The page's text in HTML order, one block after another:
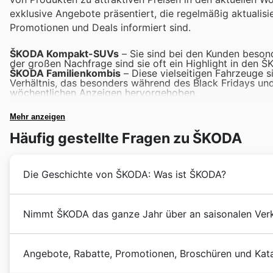
exklusive Angebote präsentiert, die regelmäßig
Promotionen und Deals informiert sind.
ŠKODA Kompakt-SUVs – Sie sind bei den Kunden
der großen Nachfrage sind sie oft ein Highlight in den
ŠKODA Familienkombis – Diese vielseitigen Fahrzeuge
Verhältnis, das besonders während des Black Fridays
wöchentlichen Anzeigen hervorgehoben.
Angebote für diese innovativen Fahrzeuge, die oft Teil
ŠKODA Kleinwagen
Fridays bieten die ŠKODA weekly ads und aktuellen
ŠKODA Lifestyle-Accessoires– Neben Fahrzeugen
Mehr anzeigen
Häufig gestellte Fragen zu ŠKODA
Die Geschichte von ŠKODA: Was ist ŠKODA?
Unternehmen gründeten. Seit ihren Anfängen haben
verschrieben, die Komfort und Fahrspaß vereinen.
Automobilherstellung kontinuierlich ausgebaut und
reiche Geschichte prägt bis heute die Identität der
Nimmt ŠKODA das ganze Jahr über an saisonalen
These special times throughout the year present
Angebote, Rabatte, Promotionen, Broschüren und